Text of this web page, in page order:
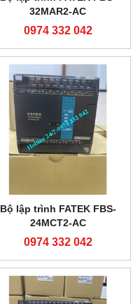
32MAR2-AC
0974 332 042
Bộ lập trình FATEK FBS-
24MCT2-AC
0974 332 042